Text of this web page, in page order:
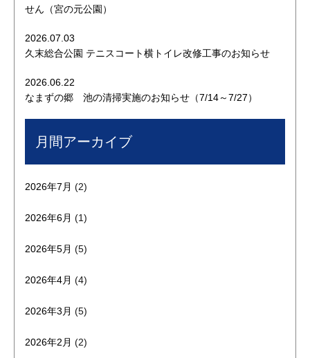
せん（宮の元公園）
2026.07.03
久末総合公園 テニスコート横トイレ改修工事のお知らせ
2026.06.22
なまずの郷 池の清掃実施のお知らせ（7/14～7/27）
月間アーカイブ
2026年7月 (2)
2026年6月 (1)
2026年5月 (5)
2026年4月 (4)
2026年3月 (5)
2026年2月 (2)